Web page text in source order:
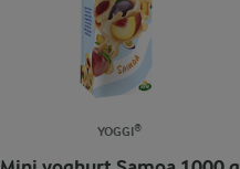
YOGGI®